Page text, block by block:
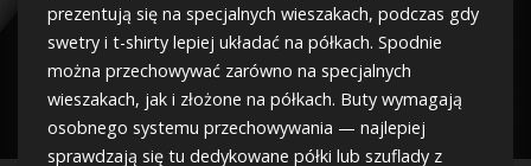
prezentują się na specjalnych wieszakach, podczas gdy
swetry i t-shirty lepiej układać na półkach. Spodnie
można przechowywać zarówno na specjalnych
wieszakach, jak i złożone na półkach. Buty wymagają
osobnego systemu przechowywania — najlepiej
sprawdzają się tu dedykowane półki lub szuflady z